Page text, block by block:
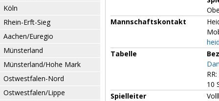
Köln
Rhein-Erft-Sieg
Aachen/Euregio
Münsterland
Münsterland/Hohe Mark
Ostwestfalen-Nord
Ostwestfalen/Lippe
Mannschaftskontakt
Tabelle
10
Spielleiter